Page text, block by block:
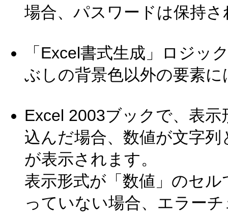
場合、パスワードは保持
「Excel書式生成」ロジッ
ぶしの背景色以外の要素
Excel 2003ブックで、表
込んだ場合、数値が文字
が表示されます。
表示形式が「数値」のセ
っていない場合、エラー